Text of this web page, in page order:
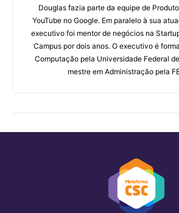
Douglas fazia parte da equipe de
YouTube no Google. Em paralelo à sua
executivo foi mentor de negócios na
Campus por dois anos. O executivo é
Computação pela Universidade Federal
mestre em Administração pela